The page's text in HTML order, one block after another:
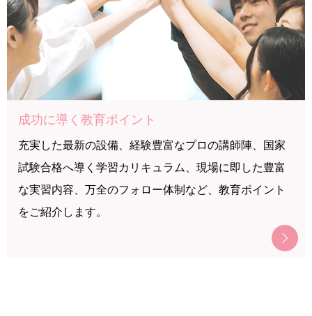
成功に導く教育ポイント
充実した最新の設備、経験豊富なプロの講師陣、国家
試験合格へ導く学習カリキュラム、現場に即した豊富
な実習内容、万全のフォロー体制など、教育ポイント
をご紹介します。